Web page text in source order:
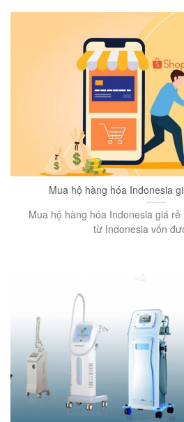
Mua hộ hàng hóa Indonesia
Mua hộ hàng hóa Indonesia giá
từ Indonesia vốn